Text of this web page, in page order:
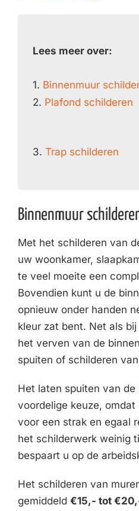
Lees meer over:
1. Binnenmuur
2. Plafond schilderen
3. Trap schilderen
Binnenmuur
Met het schilderen van
uw woonkamer,
te veel moeite een
Bovendien kunt u de
opnieuw onder handen
kleur zat bent. Net als
het verven van de
spuiten of schilderen
Het laten spuiten van de
voordelige keuze,
voor een strak en egaal
het schilderwerk weinig
bespaart u op de
Het schilderen van
gemiddeld €15,- tot